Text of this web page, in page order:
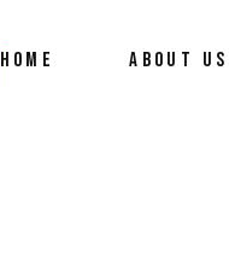
HOME ABOUT US